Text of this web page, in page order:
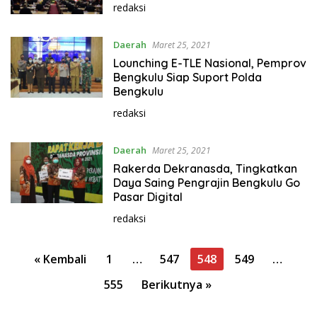
redaksi
Daerah Maret 25, 2021
Lounching E-TLE Nasional, Pemprov
Bengkulu Siap Suport Polda
Bengkulu
redaksi
Daerah Maret 25, 2021
Rakerda Dekranasda, Tingkatkan
Daya Saing Pengrajin Bengkulu Go
Pasar Digital
redaksi
« Kembali 1 … 547 548 549
…
555
Berikutnya »